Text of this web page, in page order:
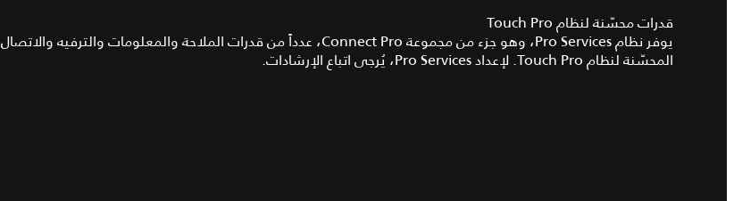
قدرات محسّنة لنظام Touch Pro
يوفر نظام Pro Services، وهو جزء من مجموعة Connect Pro، عدداً من قدرات الملاحة والمعلومات والترفيه والاتصال
المحسّنة لنظام Touch Pro. لإعداد Pro Services، يُرجى اتباع الإرشادات.